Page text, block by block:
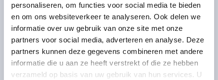
personaliseren, om functies voor social media te bieden
en om ons websiteverkeer te analyseren. Ook delen we
informatie over uw gebruik van onze site met onze
partners voor social media, adverteren en analyse. Deze
partners kunnen deze gegevens combineren met andere
informatie die u aan ze heeft verstrekt of die ze hebben
verzameld op basis van uw gebruik van hun services. U